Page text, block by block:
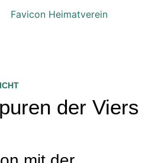
der Viers